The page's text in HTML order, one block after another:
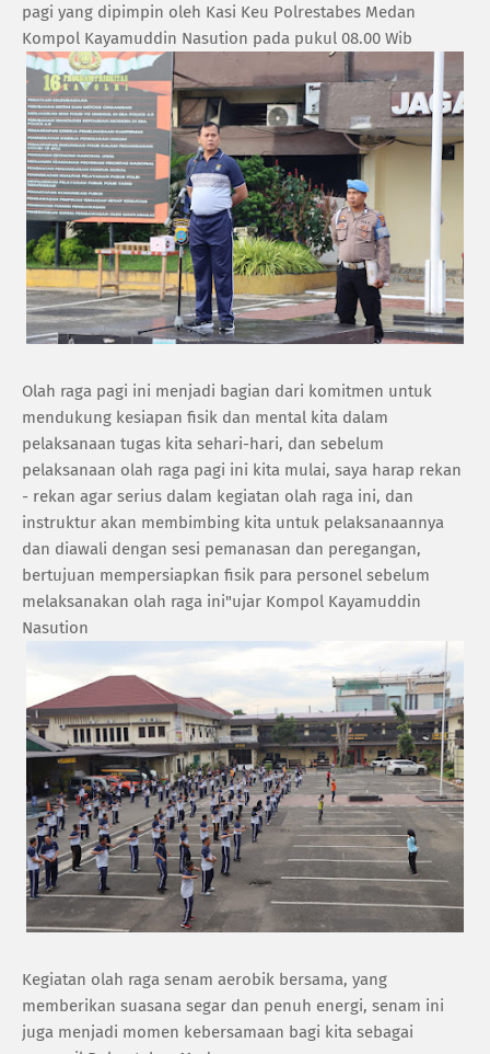
pagi yang dipimpin oleh Kasi Keu Polrestabes Medan
Kompol Kayamuddin Nasution pada pukul 08.00 Wib
Olah raga pagi ini menjadi bagian dari komitmen untuk
mendukung kesiapan fisik dan mental kita dalam
pelaksanaan tugas kita sehari-hari, dan sebelum
pelaksanaan olah raga pagi ini kita mulai, saya harap rekan
- rekan agar serius dalam kegiatan olah raga ini, dan
instruktur akan membimbing kita untuk pelaksanaannya
dan diawali dengan sesi pemanasan dan peregangan,
bertujuan mempersiapkan fisik para personel sebelum
melaksanakan olah raga ini"ujar Kompol Kayamuddin
Nasution
Kegiatan olah raga senam aerobik bersama, yang
memberikan suasana segar dan penuh energi, senam ini
juga menjadi momen kebersamaan bagi kita sebagai